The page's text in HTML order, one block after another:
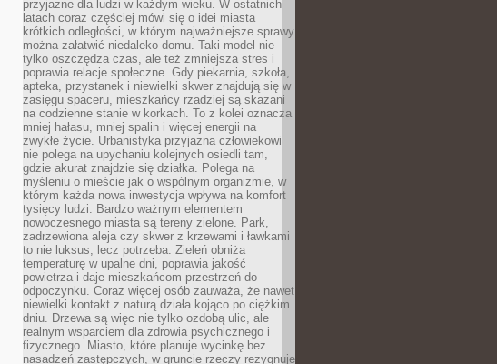
przyjazne dla ludzi w każdym wieku. W ostatnich
latach coraz częściej mówi się o idei miasta
krótkich odległości, w którym najważniejsze sprawy
można załatwić niedaleko domu. Taki model nie
tylko oszczędza czas, ale też zmniejsza stres i
poprawia relacje społeczne. Gdy piekarnia, szkoła,
apteka, przystanek i niewielki skwer znajdują się w
zasięgu spaceru, mieszkańcy rzadziej są skazani
na codzienne stanie w korkach. To z kolei oznacza
mniej hałasu, mniej spalin i więcej energii na
zwykłe życie. Urbanistyka przyjazna człowiekowi
nie polega na upychaniu kolejnych osiedli tam,
gdzie akurat znajdzie się działka. Polega na
myśleniu o mieście jak o wspólnym organizmie, w
którym każda nowa inwestycja wpływa na komfort
tysięcy ludzi. Bardzo ważnym elementem
nowoczesnego miasta są tereny zielone. Park,
zadrzewiona aleja czy skwer z krzewami i ławkami
to nie luksus, lecz potrzeba. Zieleń obniża
temperaturę w upalne dni, poprawia jakość
powietrza i daje mieszkańcom przestrzeń do
odpoczynku. Coraz więcej osób zauważa, że nawet
niewielki kontakt z naturą działa kojąco po ciężkim
dniu. Drzewa są więc nie tylko ozdobą ulic, ale
realnym wsparciem dla zdrowia psychicznego i
fizycznego. Miasto, które planuje wycinkę bez
nasadzeń zastępczych, w gruncie rzeczy rezygnuje